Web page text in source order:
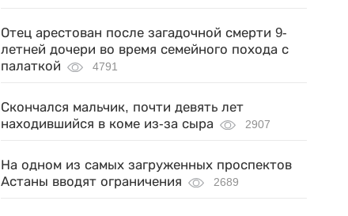
Отец арестован после загадочной смерти 9-
летней дочери во время семейного похода с
палаткой
4791
Скончался мальчик, почти девять лет
находившийся в коме из-за сыра
2907
На одном из самых загруженных проспектов
Астаны вводят ограничения
2689